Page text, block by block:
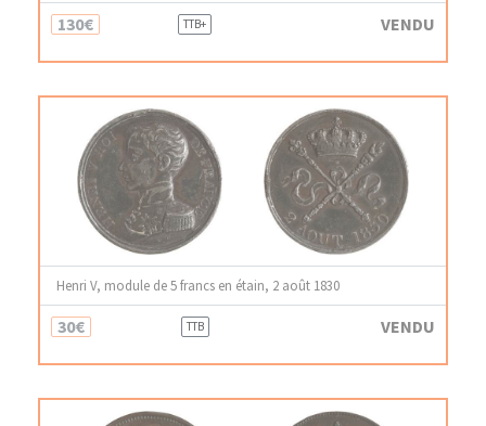
130€ TTB+ VENDU
Henri V, module de 5 francs en étain, 2 août 1830
30€ TTB VENDU